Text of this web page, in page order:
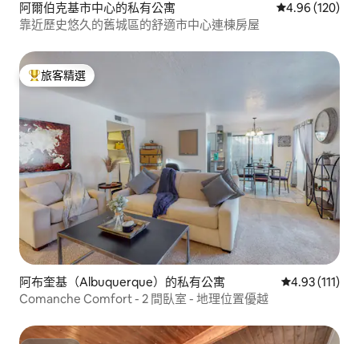
阿爾伯克基市中心的私有公寓 從 120 則評價
4.96 (120)
靠近歷史悠久的舊城區的舒適市中心連棟房屋
旅客精選榜首
旅客精選
阿布奎基（Albuquerque）的私有公寓 從 111 則評價
4.93 (111)
Comanche Comfort - 2 間臥室 - 地理位置優越